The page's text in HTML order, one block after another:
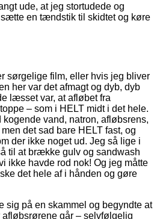
ude, at jeg stortudede og
en tændstik til skidtet og køre
sørgelige film, eller hvis jeg bliver
her var det afmagt og dyb, dyb
læsset var, at afløbet fra
– som i HELT midt i det hele.
vand, natron, afløbsrens,
det sad bare HELT fast, og
der ikke noget ud. Jeg så lige i
til at brække gulv og sandwash
ikke havde rod nok! Og jeg måtte
det hele af i hånden og gøre
sig på en skammel og begyndte at
går – selvfølgelig